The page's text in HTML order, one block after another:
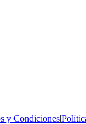
y Condiciones|